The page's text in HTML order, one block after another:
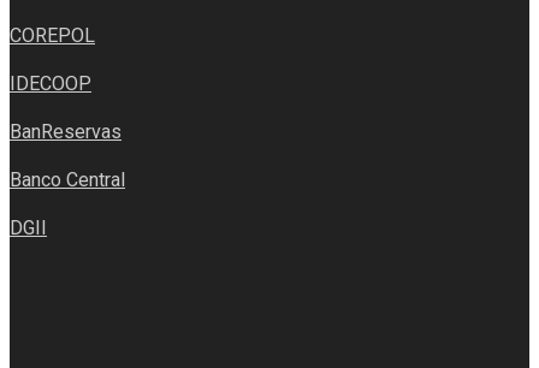
COREPOL
IDECOOP
BanReservas
Banco Central
DGII